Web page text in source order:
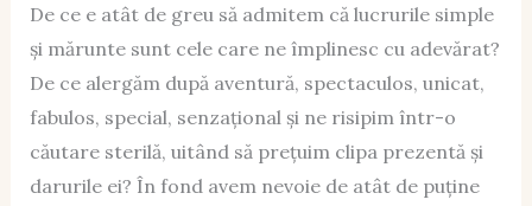
De ce e atât de greu să admitem că lucrurile simple
și mărunte sunt cele care ne împlinesc cu adevărat?
De ce alergăm după aventură, spectaculos, unicat,
fabulos, special, senzațional și ne risipim într-o
căutare sterilă, uitând să prețuim clipa prezentă și
darurile ei? În fond avem nevoie de atât de puține